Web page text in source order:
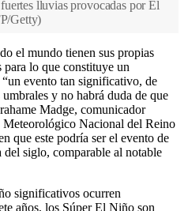
lluvias provocadas por El
Getty)
el mundo tienen sus propias
lo que constituye un
evento tan significativo, de
y no habrá duda de que
Madge, comunicador
Nacional del Reino
que este podría ser el evento de
siglo, comparable al notable
significativos ocurren
años, los Súper El Niño son